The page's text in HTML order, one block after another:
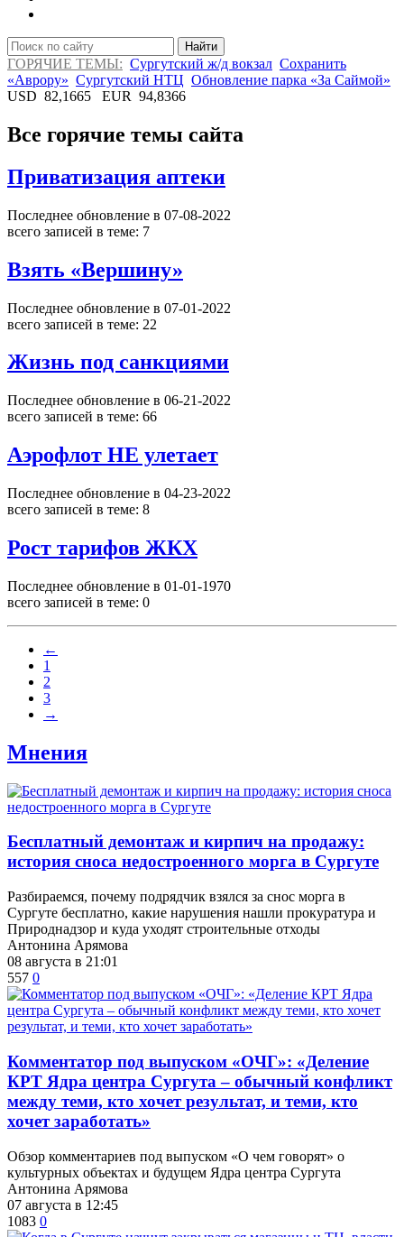
Найти
ГОРЯЧИЕ ТЕМЫ: Сургутский ж/д вокзал Сохранить
«Аврору» Сургутский НТЦ Обновление парка «За Саймой»
USD 82,1665 EUR 94,8366
Все горячие темы сайта
Приватизация аптеки
Последнее обновление в 07-08-2022
всего записей в теме: 7
Взять «Вершину»
Последнее обновление в 07-01-2022
всего записей в теме: 22
Жизнь под санкциями
Последнее обновление в 06-21-2022
всего записей в теме: 66
Аэрофлот НЕ улетает
Последнее обновление в 04-23-2022
всего записей в теме: 8
Рост тарифов ЖКХ
Последнее обновление в 01-01-1970
всего записей в теме: 0
←
1
2
3
→
Мнения
​Бесплатный демонтаж и кирпич на продажу:
история сноса недостроенного морга в Сургуте
Разбираемся, почему подрядчик взялся за снос морга в
Сургуте бесплатно, какие нарушения нашли прокуратура и
Природнадзор и куда уходят строительные отходы
Антонина Арямова
08 августа в 21:01
557 0
​Комментатор под выпуском «ОЧГ»: «Деление
КРТ Ядра центра Сургута – обычный конфликт
между теми, кто хочет результат, и теми, кто
хочет заработать»
Обзор комментариев под выпуском «О чем говорят» о
культурных объектах и будущем Ядра центра Сургута
Антонина Арямова
07 августа в 12:45
1083 0